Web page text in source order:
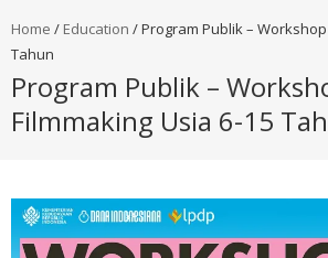
Home / Education /Program Publik –
Tahun
Program Publik –
Filmmaking Usia 6-15